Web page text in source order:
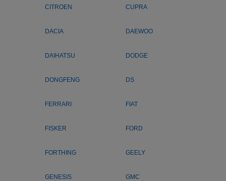
CITROEN CUPRA
DACIA DAEWOO
DAIHATSU DODGE
DONGFENG DS
FERRARI FIAT
FISKER FORD
FORTHING GEELY
GENESIS GMC